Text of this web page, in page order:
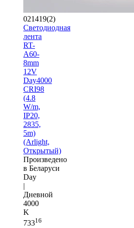
021419(2)
Светодиодная
лента
RT-
A60-
8mm
12V
Day4000
CRI98
(4.8
W/m,
IP20,
2835,
5m)
(Arlight,
Открытый)
Произведено
в Беларуси
Day
|
Дневной
4000
K
73316